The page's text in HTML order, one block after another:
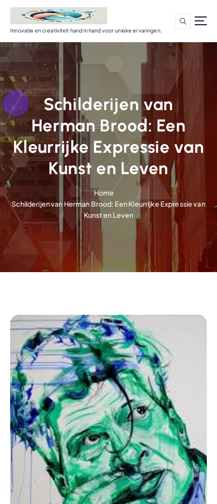
r
d
e
n
o
u
d
Innovatie en creativiteit hand in hand voor unieke ervaringen.
Schilderijen van
Herman Brood: Een
Kleurrijke Expressie van
Kunst en Leven
Home
Schilderijen van Herman Brood: Een Kleurrijke Expressie van
Kunst en Leven